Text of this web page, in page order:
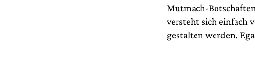
Mutmach-
versteht sich einfach
gestalten werden.